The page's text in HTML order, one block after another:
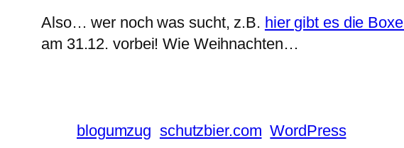
Also… wer noch was sucht, z.B. hier gibt es die
am 31.12. vorbei! Wie Weihnachten…
blogumzug schutzbier.com WordPress